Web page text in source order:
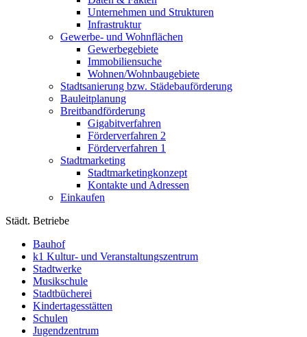
Unternehmen und Strukturen
Infrastruktur
Gewerbe- und Wohnflächen
Gewerbegebiete
Immobiliensuche
Wohnen/Wohnbaugebiete
Stadtsanierung bzw. Städebauförderung
Bauleitplanung
Breitbandförderung
Gigabitverfahren
Förderverfahren 2
Förderverfahren 1
Stadtmarketing
Stadtmarketingkonzept
Kontakte und Adressen
Einkaufen
Städt. Betriebe
Bauhof
k1 Kultur- und Veranstaltungszentrum
Stadtwerke
Musikschule
Stadtbücherei
Kindertagesstätten
Schulen
Jugendzentrum